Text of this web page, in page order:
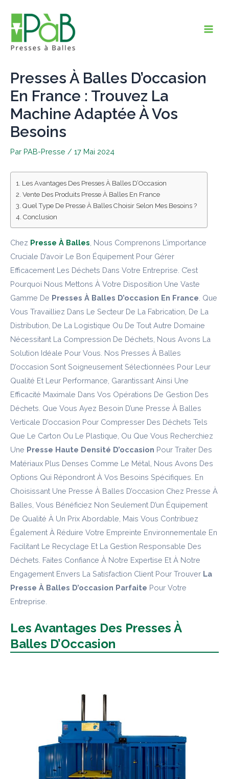
Contenu
Presses À Balles D’occasion
En France : Trouvez La
Machine Adaptée À Vos
Besoins
Par PAB-Presse / 17 Mai 2024
Les Avantages Des Presses À Balles D’Occasion
Vente Des Produits Presse À Balles En France
Quel Type De Presse À Balles Choisir Selon Mes Besoins ?
Conclusion
Chez Presse À Balles , Nous Comprenons L’importance
Cruciale D’avoir Le Bon Équipement Pour Gérer
Efficacement Les Déchets Dans Votre Entreprise. C’est
Pourquoi Nous Mettons À Votre Disposition Une Vaste
Gamme De Presses À Balles D’occasion En France . Que
Vous Travailliez Dans Le Secteur De La Fabrication, De La
Distribution, De La Logistique Ou De Tout Autre Domaine
Nécessitant La Compression De Déchets, Nous Avons La
Solution Idéale Pour Vous. Nos Presses À Balles
D’occasion Sont Soigneusement Sélectionnées Pour Leur
Qualité Et Leur Performance, Garantissant Ainsi Une
Efficacité Maximale Dans Vos Opérations De Gestion Des
Déchets. Que Vous Ayez Besoin D’une Presse À Balles
Verticale D’occasion Pour Compresser Des Déchets Tels
Que Le Carton Ou Le Plastique, Ou Que Vous Recherchiez
Une Presse Haute Densité D’occasion Pour Traiter Des
Matériaux Plus Denses Comme Le Métal, Nous Avons Des
Options Qui Répondront À Vos Besoins Spécifiques. En
Choisissant Une Presse À Balles D’occasion Chez Presse À
Balles, Vous Bénéficiez Non Seulement D’un Équipement
De Qualité À Un Prix Abordable, Mais Vous Contribuez
Également À Réduire Votre Empreinte Environnementale En
Facilitant Le Recyclage Et La Gestion Responsable Des
Déchets. Faites Confiance À Notre Expertise Et À Notre
Engagement Envers La Satisfaction Client Pour Trouver La
Presse À Balles D’occasion Parfaite Pour Votre
Entreprise.
Les Avantages Des Presses À
Balles D’Occasion